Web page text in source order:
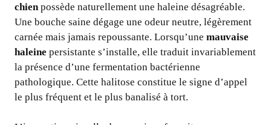
chienpossède naturellement une haleine désagréable.
Une bouche saine dégage une odeur neutre, légèrement
carnée mais jamais repoussante. Lorsqu’une mauvaise
haleine persistante s’installe, elle traduit invariablement
la présence d’une fermentation bactérienne
pathologique. Cette halitose constitue le signe d’appel
le plus fréquent et le plus banalisé à tort.